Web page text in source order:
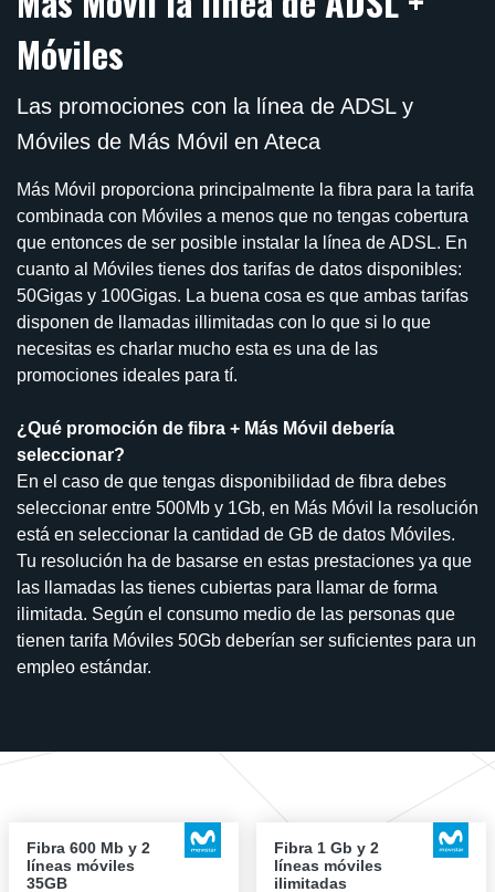
Móviles
Las promociones con la línea de ADSL y
Móviles de Más Móvil en Ateca
Más Móvil proporciona principalmente la fibra para la tarifa
combinada con Móviles a menos que no tengas cobertura
que entonces de ser posible instalar la línea de ADSL. En
cuanto al Móviles tienes dos tarifas de datos disponibles:
50Gigas y 100Gigas. La buena cosa es que ambas tarifas
disponen de llamadas illimitadas con lo que si lo que
necesitas es charlar mucho esta es una de las
promociones ideales para tí.
¿Qué promoción de fibra + Más Móvil debería
seleccionar?
En el caso de que tengas disponibilidad de fibra debes
seleccionar entre 500Mb y 1Gb, en Más Móvil la resolución
está en seleccionar la cantidad de GB de datos Móviles.
Tu resolución ha de basarse en estas prestaciones ya que
las llamadas las tienes cubiertas para llamar de forma
ilimitada. Según el consumo medio de las personas que
tienen tarifa Móviles 50Gb deberían ser suficientes para un
empleo estándar.
Fibra 600 Mb y 2
líneas móviles
35GB
Fibra 1 Gb y 2
líneas móviles
ilimitadas